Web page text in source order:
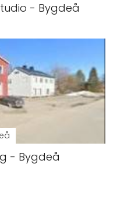
- Bygdeå
- Bygdeå